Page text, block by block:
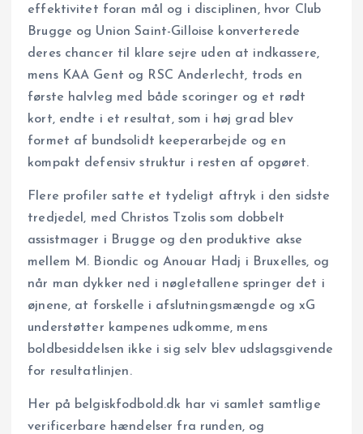
effektivitet foran mål og i disciplinen, hvor Club
Brugge og Union Saint-Gilloise konverterede
deres chancer til klare sejre uden at indkassere,
mens KAA Gent og RSC Anderlecht, trods en
første halvleg med både scoringer og et rødt
kort, endte i et resultat, som i høj grad blev
formet af bundsolidt keeperarbejde og en
kompakt defensiv struktur i resten af opgøret.
Flere profiler satte et tydeligt aftryk i den sidste
tredjedel, med Christos Tzolis som dobbelt
assistmager i Brugge og den produktive akse
mellem M. Biondic og Anouar Hadj i Bruxelles, og
når man dykker ned i nøgletallene springer det i
øjnene, at forskelle i afslutningsmængde og xG
understøtter kampenes udkomme, mens
boldbesiddelsen ikke i sig selv blev udslagsgivende
for resultatlinjen.
Her på belgiskfodbold.dk har vi samlet samtlige
verificerbare hændelser fra runden, og